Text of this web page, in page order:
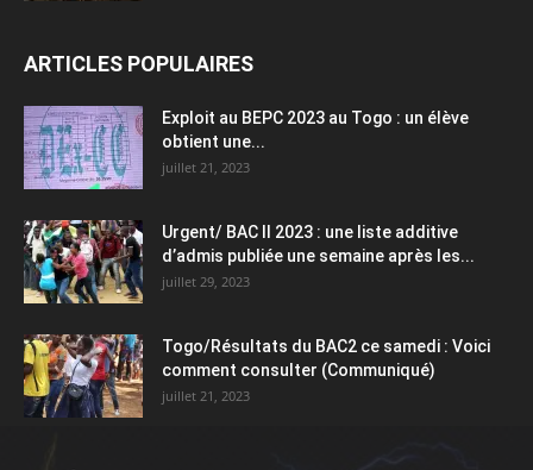
ARTICLES POPULAIRES
Exploit au BEPC 2023 au Togo : un élève
obtient une...
juillet 21, 2023
Urgent/ BAC II 2023 : une liste additive
d’admis publiée une semaine après les...
juillet 29, 2023
Togo/Résultats du BAC2 ce samedi : Voici
comment consulter (Communiqué)
juillet 21, 2023